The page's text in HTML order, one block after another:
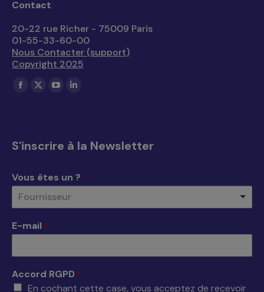
Contact
20-22 rue Richer - 75009 Paris
01-55-33-60-00
Nous Contacter (support)
Copyright 2025
Trouvez nous sur :
La
dans
nouvelle
fenêtre
La
dans
nouvelle
fenêtre
La
dans
nouvelle
fenêtre
La
dans
nouvelle
S'inscrire à la Newsletter
Vous êtes un ? *
Fournisseur
E-mail *
Accord RGPD *
En cochant cette case, vous acceptez de recevoir